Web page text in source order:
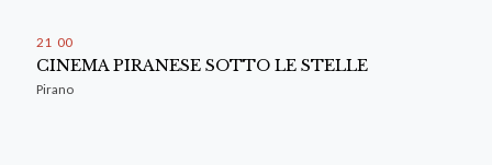
21 00
CINEMA PIRANESE SOTTO LE STELLE
Pirano